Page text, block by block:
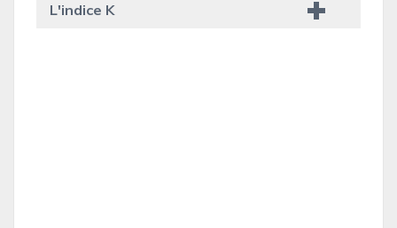
L'indice K